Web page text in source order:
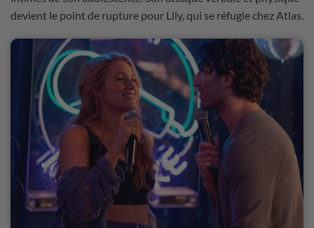
devient le point de rupture pour Lily, qui se réfugie chez Atlas.